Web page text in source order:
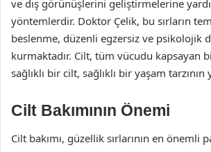
ve dış görünüşlerini geliştirmelerine
yöntemlerdir. Doktor Çelik, bu sırların
beslenme, düzenli egzersiz ve psikolojik
kurmaktadır. Cilt, tüm vücudu kapsayan
sağlıklı bir cilt, sağlıklı bir yaşam tarzının
Cilt Bakımının Önemi
Cilt bakımı, güzellik sırlarının en önemli